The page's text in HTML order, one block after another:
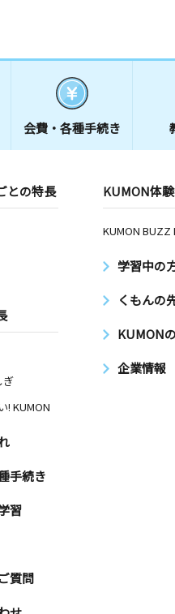
会費・ 各種手続き
との特長
ぎ
! KUMON
手続き
習
質問
KUMON体
KUMON BUZZ
学習中の
くもんの
KUMON
企業情報